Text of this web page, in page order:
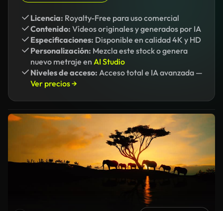
Licencia: Royalty-Free para uso comercial
Contenido: Vídeos originales y generados por IA
Especificaciones: Disponible en calidad 4K y HD
Personalización: Mezcla este stock o genera
nuevo metraje en AI Studio
Niveles de acceso: Acceso total e IA avanzada —
Ver precios →